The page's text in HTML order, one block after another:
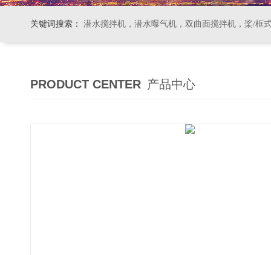
关键词搜索： 潜水搅拌机，潜水曝气机，双曲面搅拌机，桨/框式搅拌
PRODUCT CENTER 产品中心